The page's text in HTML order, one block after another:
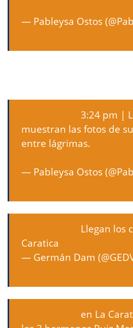
— Pableysa Ostos
3:24 pm |
muestran las fotos de
entre lágrimas.
— Pableysa Ostos
Llegan los
Caratica
— Germán Dam
en La